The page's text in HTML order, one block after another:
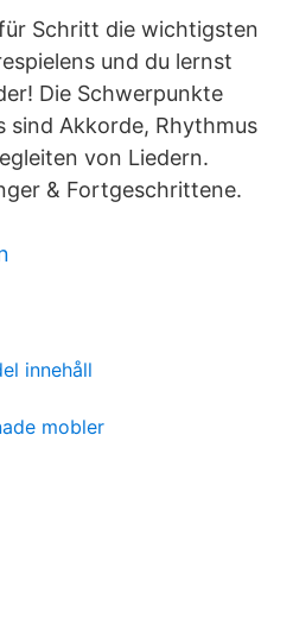
Schritt die wichtigsten
und du lernst
Die Schwerpunkte
sind Akkorde, Rhythmus
von Liedern.
& Fortgeschrittene.
innehåll
mobler